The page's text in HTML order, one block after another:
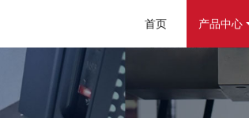
首页 产品中心